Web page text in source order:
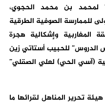
لمحمد بن محمد الحجوي،
للممارسة الصوفية الطرقية
المغاربية وإشكالية هجرة
الدروس” للحبيب أستاتي زين
(آسي الحي) لعلي الصقلي”
تحرير المناهل لقرائها ما